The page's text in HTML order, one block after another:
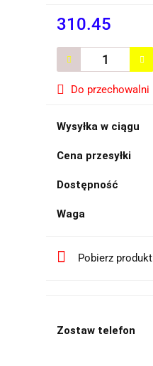
310.45
Do przechowalni
Wysyłka w ciągu
Cena przesyłki
Dostępność
Waga
Pobierz
Zostaw telefon